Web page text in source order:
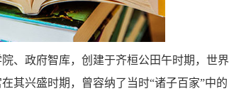
、政府智库，创建于齐桓公田午时期，世界
其兴盛时期，曾容纳了当时“诸子百家”中的